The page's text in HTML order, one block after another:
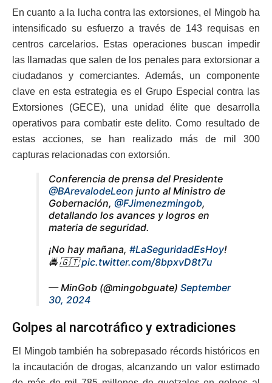
En cuanto a la lucha contra las extorsiones, el Mingob ha
intensificado su esfuerzo a través de 143 requisas en
centros carcelarios. Estas operaciones buscan impedir
las llamadas que salen de los penales para extorsionar a
ciudadanos y comerciantes. Además, un componente
clave en esta estrategia es el Grupo Especial contra las
Extorsiones (GECE), una unidad élite que desarrolla
operativos para combatir este delito. Como resultado de
estas acciones, se han realizado más de mil 300
capturas relacionadas con extorsión.
Conferencia de prensa del Presidente
@BArevalodeLeon junto al Ministro de
Gobernación, @FJimenezmingob,
detallando los avances y logros en
materia de seguridad.
¡No hay mañana, #LaSeguridadEsHoy!
🚔 🇬🇹pic.twitter.com/8bpxvD8t7u
— MinGob (@mingobguate) September
30, 2024
Golpes al narcotráfico y extradiciones
El Mingob también ha sobrepasado récords históricos en
la incautación de drogas, alcanzando un valor estimado